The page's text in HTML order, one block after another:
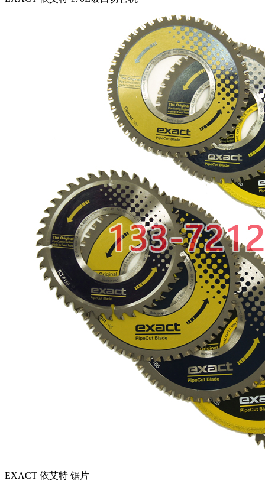
EXACT 依艾特 锯片